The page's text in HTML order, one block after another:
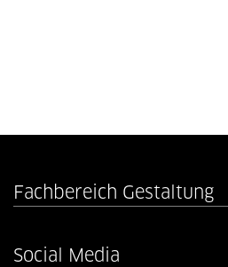
Fachbereich Gestaltung
Social Media